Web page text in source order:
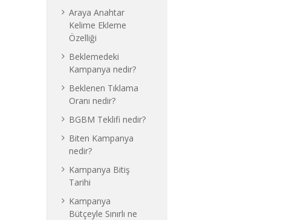
Araya Anahtar
Kelime Ekleme
Özelliği
Beklemedeki
Kampanya nedir?
Beklenen Tıklama
Oranı nedir?
BGBM Teklifi nedir?
Biten Kampanya
nedir?
Kampanya Bitiş
Tarihi
Kampanya
Bütçeyle Sınırlı ne